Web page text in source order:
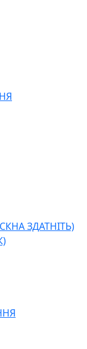
ДОЛОТА
ЗДАТНІТЬ)